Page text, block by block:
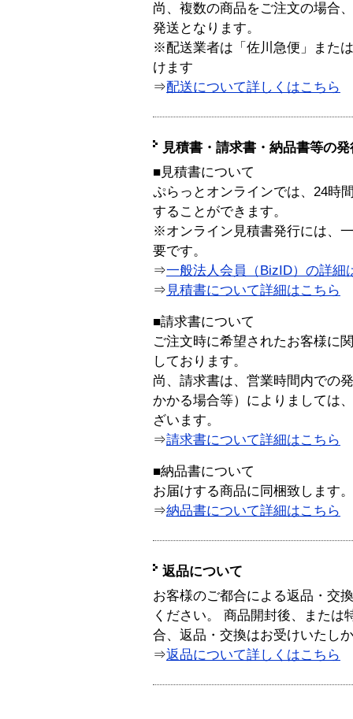
尚、複数の商品をご注文の場合
発送となります。
※配送業者は「佐川急便」また
けます
⇒配送について詳しくはこちら
見積書・請求書・納品書等の
■見積書について
ぷらっとオンラインでは、24時
することができます。
※オンライン見積書発行には、
要です。
⇒一般法人会員（BizID）の詳細
⇒ 見積書について詳細はこちら
■請求書について
ご注文時に希望されたお客様に
しております。
尚、請求書は、営業時間内での
かかる場合等）によりましては
ざいます。
⇒請求書について詳細はこちら
■納品書について
お届けする商品に同梱致します。
⇒納品書について詳細はこちら
返品について
お客様のご都合による返品・交
ください。 商品開封後、または
合、返品・交換はお受けいたし
⇒返品について詳しくはこちら